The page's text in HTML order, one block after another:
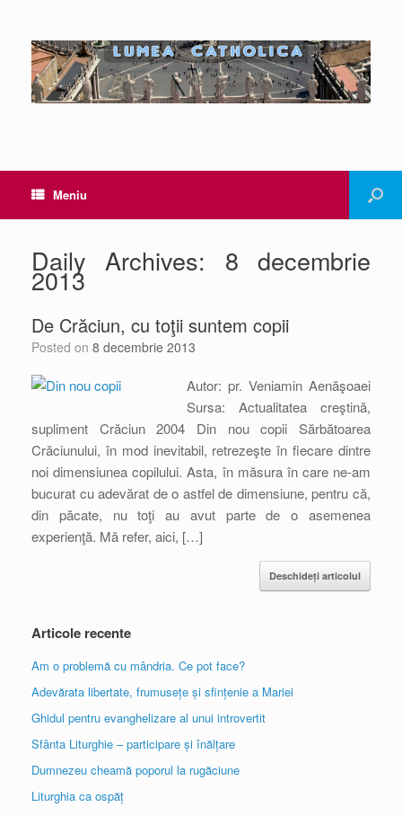
Meniu
Daily Archives: 8 decembrie
2013
De Crăciun, cu toţii suntem copii
Posted on 8 decembrie 2013
Autor: pr. Veniamin Aenăşoaei
Sursa: Actualitatea creştină,
supliment Crăciun 2004 Din nou copii Sărbătoarea
Crăciunului, în mod inevitabil, retrezeşte în fiecare dintre
noi dimensiunea copilului. Asta, în măsura în care ne-am
bucurat cu adevărat de o astfel de dimensiune, pentru că,
din păcate, nu toţi au avut parte de o asemenea
experienţă. Mă refer, aici, […]
Deschideți articolul
Articole recente
Am o problemă cu mândria. Ce pot face?
Adevărata libertate, frumusețe și sfințenie a Mariei
Ghidul pentru evanghelizare al unui introvertit
Sfânta Liturghie – participare și înălțare
Dumnezeu cheamă poporul la rugăciune
Liturghia ca ospăț